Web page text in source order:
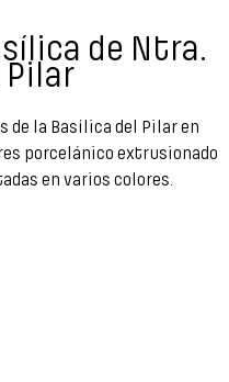
de Ntra.
Pilar
la Basílica del Pilar en
porcelánico extrusionado
en varios colores.